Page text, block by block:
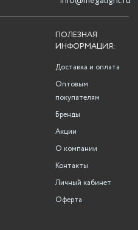
ПОЛЕЗНАЯ
ИНФОРМАЦИЯ:
Доставка и оплата
Оптовым
покупателям
Бренды
Акции
О компании
Контакты
Личный кабинет
Оферта